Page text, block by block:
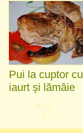
Pui la cuptor cu
iaurt și lămâie